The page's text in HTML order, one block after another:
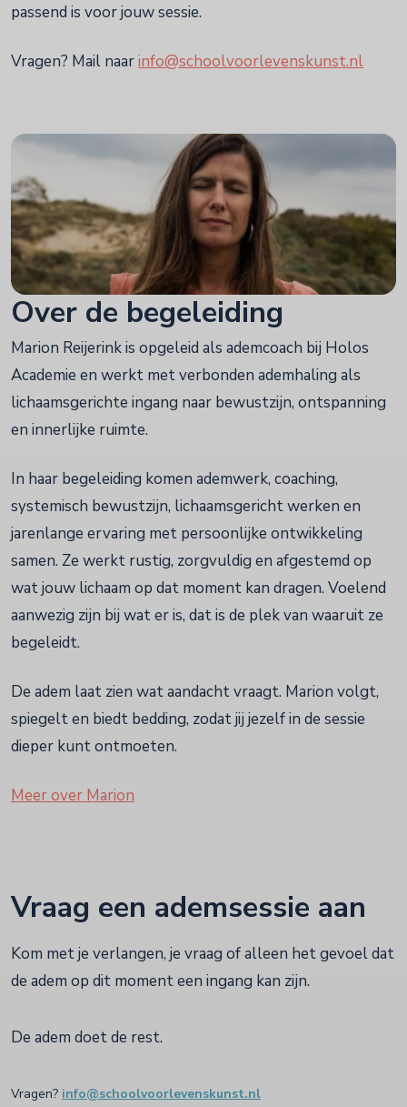
passend is voor jouw sessie.
Vragen? Mail naarinfo@schoolvoorlevenskunst.nl
Over de begeleiding
Marion Reijerink is opgeleid als ademcoach bij Holos
Academie en werkt met verbonden ademhaling als
lichaamsgerichte ingang naar bewustzijn, ontspanning
en innerlijke ruimte.
In haar begeleiding komen ademwerk, coaching,
systemisch bewustzijn, lichaamsgericht werken en
jarenlange ervaring met persoonlijke ontwikkeling
samen. Ze werkt rustig, zorgvuldig en afgestemd op
wat jouw lichaam op dat moment kan dragen. Voelend
aanwezig zijn bij wat er is, dat is de plek van waaruit ze
begeleidt.
De adem laat zien wat aandacht vraagt. Marion volgt,
spiegelt en biedt bedding, zodat jij jezelf in de sessie
dieper kunt ontmoeten.
Meer over Marion
Vraag een ademsessie aan
Kom met je verlangen, je vraag of alleen het gevoel dat
de adem op dit moment een ingang kan zijn.
De adem doet de rest.
Vragen? info@schoolvoorlevenskunst.nl